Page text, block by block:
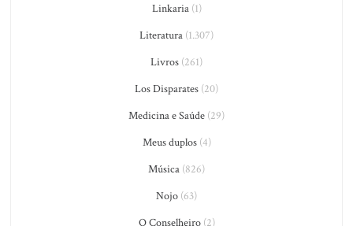
Linkaria(1)
Literatura (1.307)
Livros (261)
Los Disparates (20)
Medicina e Saúde (29)
Meus duplos(4)
Música (826)
Nojo (63)
O Conselheiro(2)